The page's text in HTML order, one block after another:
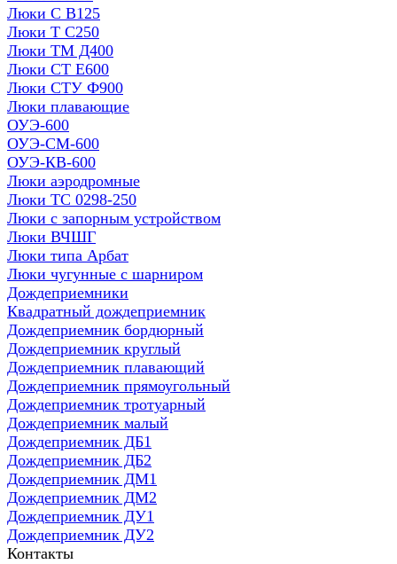
Люки С В125
Люки Т С250
Люки ТМ Д400
Люки СТ Е600
Люки СТУ Ф900
Люки плавающие
ОУЭ-600
ОУЭ-СМ-600
ОУЭ-КВ-600
Люки аэродромные
Люки ТС 0298-250
Люки с запорным устройством
Люки ВЧШГ
Люки типа Арбат
Люки чугунные с шарниром
Дождеприемники
Квадратный дождеприемник
Дождеприемник бордюрный
Дождеприемник круглый
Дождеприемник плавающий
Дождеприемник прямоугольный
Дождеприемник тротуарный
Дождеприемник малый
Дождеприемник ДБ1
Дождеприемник ДБ2
Дождеприемник ДМ1
Дождеприемник ДМ2
Дождеприемник ДУ1
Дождеприемник ДУ2
Контакты